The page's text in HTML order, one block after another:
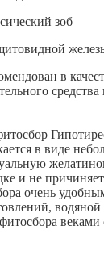
зоб
в
в виде
и не
очень
водяной